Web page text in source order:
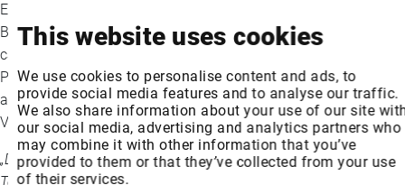
This website uses cookies
We use cookies to personalise content and ads, to
provide social media features and to analyse our traffic.
We also share information about your use of our site
our social media, advertising and analytics partners who
may combine it with other information that you’ve
provided to them or that they’ve collected from your use
of their services.
Europa, Amerika und in Südostasien zu realisieren, um die
Bereitstellung rasch zu skalieren und die Ziele von Google für
carbon-free Energie bis 2030 zu erreichen. Im Rahmen der
Partnerschaft wurden etliche Standorte und Projekte
ausgewählt, die sich derzeit in der Entwicklungs- und
Vertragsphase befinden.
„Der programmatische und strategische Einsatz unserer